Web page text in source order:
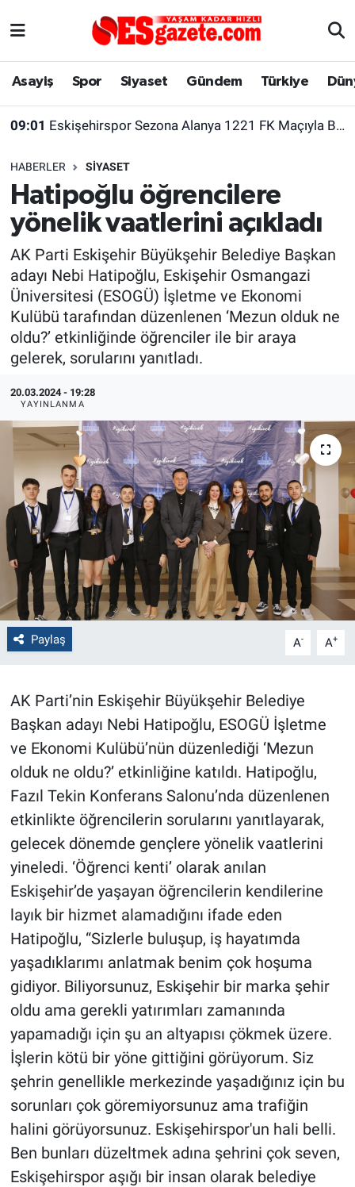
Asayiş Spor Siyaset Gündem Türkiye
09:01 Eskişehirspor Sezona Alanya 1221 FK Maçıyla Başlayacak
HABERLER SIYASET
Hatipoğlu öğrencilere
yönelik vaatlerini açıkladı
AK Parti Eskişehir Büyükşehir Belediye Başkan
adayı Nebi Hatipoğlu, Eskişehir Osmangazi
Üniversitesi (ESOGÜ) İşletme ve Ekonomi
Kulübü tarafından düzenlenen ‘Mezun olduk ne
oldu?’ etkinliğinde öğrenciler ile bir araya
gelerek, sorularını yanıtladı.
20.03.2024 - 19:28
YAYINLANMA
Paylaş A- A+
AK Parti’nin Eskişehir Büyükşehir Belediye
Başkan adayı Nebi Hatipoğlu, ESOGÜ İşletme
ve Ekonomi Kulübü’nün düzenlediği ‘Mezun
olduk ne oldu?’ etkinliğine katıldı. Hatipoğlu,
Fazıl Tekin Konferans Salonu’nda düzenlenen
etkinlikte öğrencilerin sorularını yanıtlayarak,
gelecek dönemde gençlere yönelik vaatlerini
yineledi. ‘Öğrenci kenti’ olarak anılan
Eskişehir’de yaşayan öğrencilerin kendilerine
layık bir hizmet alamadığını ifade eden
Hatipoğlu, “Sizlerle buluşup, iş hayatımda
yaşadıklarımı anlatmak benim çok hoşuma
gidiyor. Biliyorsunuz, Eskişehir bir marka şehir
oldu ama gerekli yatırımları zamanında
yapamadığı için şu an altyapısı çökmek üzere.
İşlerin kötü bir yöne gittiğini görüyorum. Siz
şehrin genellikle merkezinde yaşadığınız için bu
sorunları çok göremiyorsunuz ama trafiğin
halini görüyorsunuz. Eskişehirspor'un hali belli.
Ben bunları düzeltmek adına şehrini çok seven,
Eskişehirspor aşığı bir insan olarak belediye
Asayiş
Gündem
Türkiye
Dünya
Sağlık
Alış-Veriş/İş dünyası
Yaşam
Eskişehirspor Arşivi
Eskişehir Arşivi
Röportaj
Ekonomi
Kültür Sanat
Politika
Bilecik
Kütahya
Gezi
Genel
Çevre
Yerel
Bilim ve Teknoloji
Eskişehir Nöbetçi Eczaneler
Süper Lig Puan Durumu ve Fikstür
Tüm Manşetler
Son Dakika Haberleri
Haber Arşivi